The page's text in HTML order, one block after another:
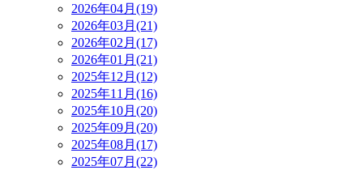
2026年04月(19)
2026年03月(21)
2026年02月(17)
2026年01月(21)
2025年12月(12)
2025年11月(16)
2025年10月(20)
2025年09月(20)
2025年08月(17)
2025年07月(22)